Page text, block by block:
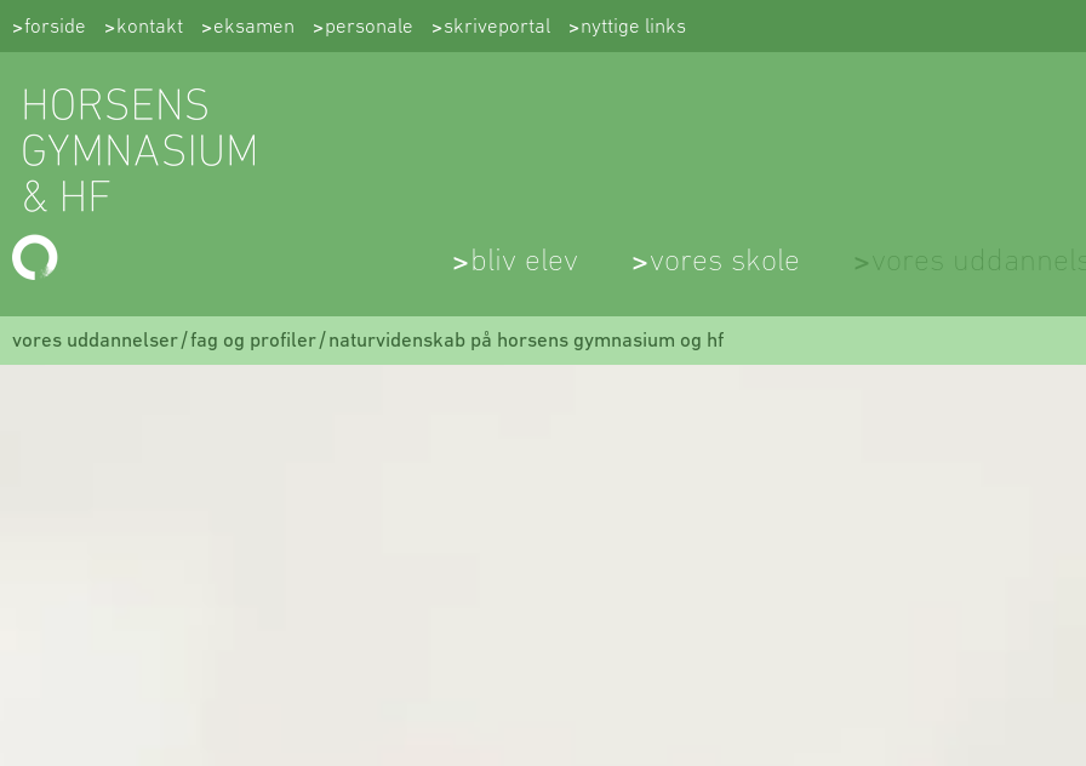
Springforside kontakt eksamen personale skriveportal (Åbner
i
nyttige links
bliv elev vores skole vores
vores uddannelser fag og profiler naturvidenskab på horsens gymnasium og hf